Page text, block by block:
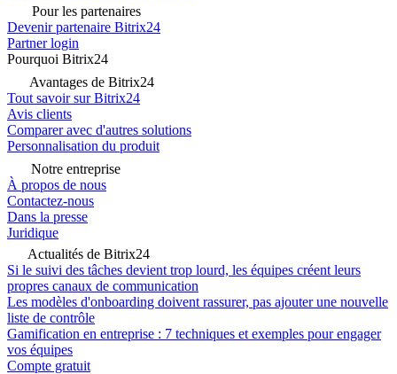
Pour les partenaires
Devenir partenaire Bitrix24
Partner login
Pourquoi Bitrix24
Avantages de Bitrix24
Tout savoir sur Bitrix24
Avis clients
Comparer avec d'autres solutions
Personnalisation du produit
Notre entreprise
À propos de nous
Contactez-nous
Dans la presse
Juridique
Actualités de Bitrix24
Si le suivi des tâches devient trop lourd, les équipes créent leurs
propres canaux de communication
Les modèles d'onboarding doivent rassurer, pas ajouter une nouvelle
liste de contrôle
Gamification en entreprise : 7 techniques et exemples pour engager
vos équipes
Compte gratuit